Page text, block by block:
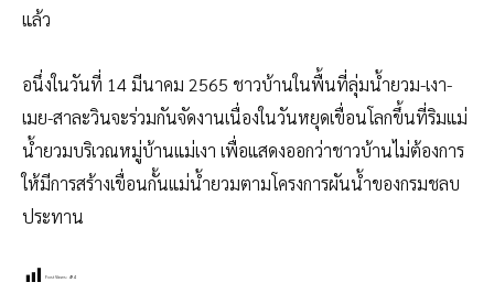
แล้ว
อนึ่งในวันที่ 14 มีนาคม 2565 ชาวบ้านในพื้นที่ลุ่มน้ำยวม-เงา-
เมย-สาละวินจะร่วมกันจัดงานเนื่องในวันหยุดเขื่อนโลกขึ้นที่ริมแม่
น้ำยวมบริเวณหมู่บ้านแม่เงา เพื่อแสดงออกว่าชาวบ้านไม่ต้องการ
ให้มีการสร้างเขื่อนกั้นแม่น้ำยวมตามโครงการผันน้ำของกรมชลบ
ประทาน
Post Views: 494